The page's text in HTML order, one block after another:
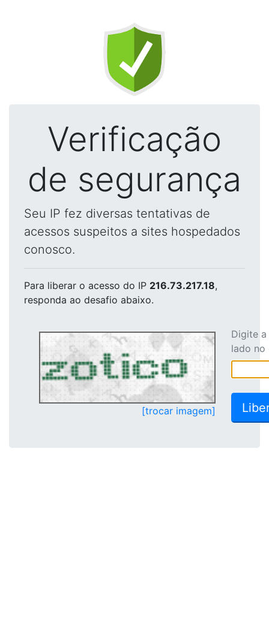
Verificação
de segurança
Seu IP fez diversas tentativas de
acessos suspeitos a sites hospedados
conosco.
Para liberar o acesso do IP 216.73.217.18,
responda ao desafio abaixo.
[trocar imagem]
Digite
lado no